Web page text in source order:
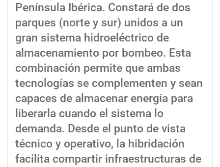
Península Ibérica. Constará de dos
parques (norte y sur) unidos a un
gran sistema hidroeléctrico de
almacenamiento por bombeo. Esta
combinación permite que ambas
tecnologías se complementen y sean
capaces de almacenar energía para
liberarla cuando el sistema lo
demanda. Desde el punto de vista
técnico y operativo, la hibridación
facilita compartir infraestructuras de